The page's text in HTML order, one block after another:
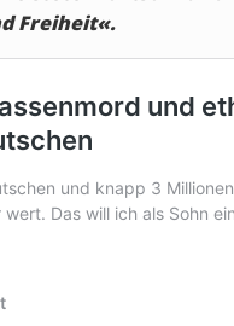
Freiheit«.